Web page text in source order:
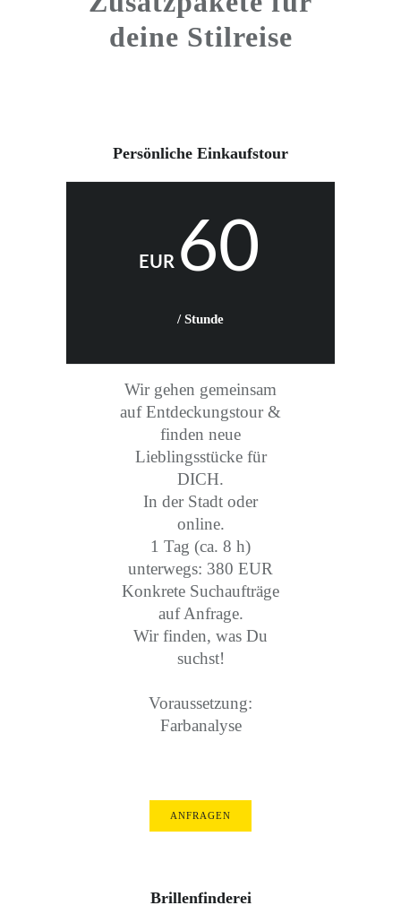
deine Stilreise
Persönliche Einkaufstour
EUR 60
/ Stunde
Wir gehen gemeinsam
auf Entdeckungstour &
finden neue
Lieblingsstücke für
DICH.
In der Stadt oder
online.
1 Tag (ca. 8 h)
unterwegs: 380 EUR
Konkrete Suchaufträge
auf Anfrage.
Wir finden, was Du
suchst!
Voraussetzung:
Farbanalyse
ANFRAGEN
Brillenfinderei